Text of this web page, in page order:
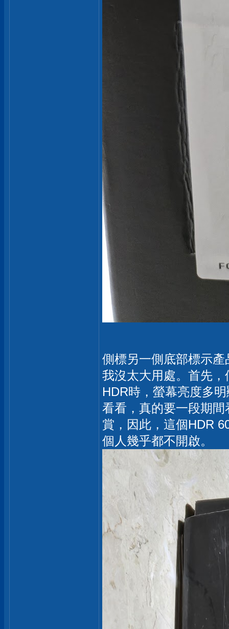
側標另一側底部標示
我沒太大用處。首先
HDR時，螢幕亮度多
看看，真的要一段期
賞，因此，這個HDR
個人幾乎都不開啟。